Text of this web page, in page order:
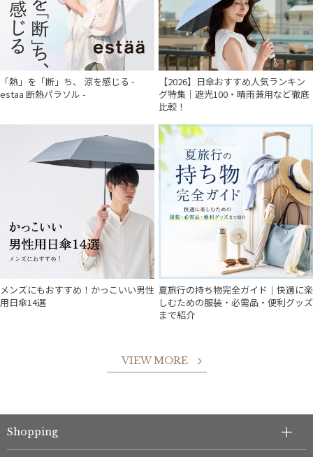
件
「熱」を「断」ち、 涼を感じる -
estaa 断熱パラソル -
【2026】日傘おすすめ人気ランキン
グ特集｜遮光100・晴雨兼用など徹底
比較！
メンズにもおすすめ！かっこいい男性
用日傘14選
夏旅行の持ち物完全ガイド｜快適に楽
しむための服装・必需品・便利グッズ
まで紹介
VIEW MORE
Shopping